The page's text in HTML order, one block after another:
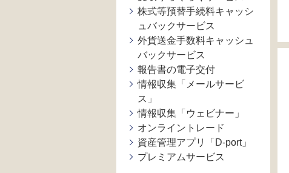
株式等預替手続料キャッシ
ュバックサービス
外貨送金手数料キャッシュ
バックサービス
報告書の電子交付
情報収集「メールサービ
ス」
情報収集「ウェビナー」
オンライントレード
資産管理アプリ「D-port」
プレミアムサービス